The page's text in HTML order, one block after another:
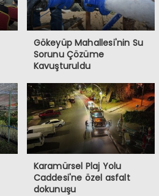
Gökeyüp Mahallesi'nin Su
Sorunu Çözüme
Kavuşturuldu
Karamürsel Plaj Yolu
Caddesi'ne özel asfalt
dokunuşu